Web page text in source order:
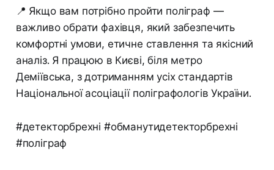
📍 Якщо вам потрібно пройти поліграф —
важливо обрати фахівця, який забезпечить
комфортні умови, етичне ставлення та якісний
аналіз. Я працюю в Києві, біля метро
Деміївська, з дотриманням усіх стандартів
Національної асоціації поліграфологів України.
#детекторбрехні #обманутидетекторбрехні
#поліграф